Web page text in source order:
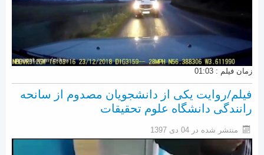
زمان فیلم : 01:03
فیلم/روایت یکی از دانشجویان مصدوم از سانحه
رانندگی دانشگاه علوم تحقیقات
منتشر شده در 04 دی 1397